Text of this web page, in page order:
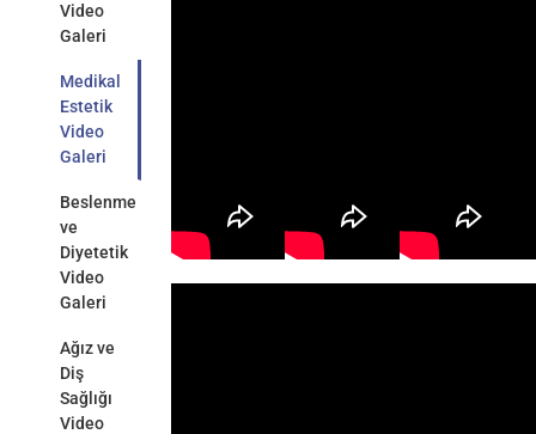
Video
Galeri
Medikal
Estetik
Video
Galeri
Beslenme
ve
Diyetetik
Video
Galeri
Ağız ve
Diş
Sağlığı
Video